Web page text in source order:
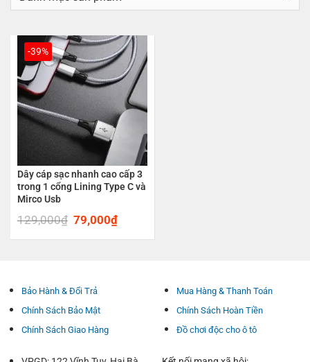
-39%
Dây cáp sạc nhanh cao cấp 3
trong 1 cổng Lining Type C và
Mirco Usb
129,000₫ Original
was:
79,000₫Current
is:
Bảo Hành & Đổi Trả
Chính Sách Bảo Mật
Chính Sách Giao Hàng
Mua Hàng & Thanh Toán
Chính Sách Hoàn Tiền
Đồ chơi độc cho ô tô